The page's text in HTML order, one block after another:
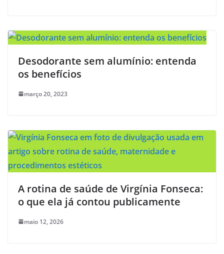
Desodorante sem alumínio: entenda
os benefícios
março 20, 2023
A rotina de saúde de Virgínia Fonseca:
o que ela já contou publicamente
maio 12, 2026